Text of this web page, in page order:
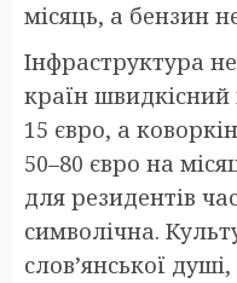
місяць, а бензин
Інфраструктура
країн швидкісний
15 євро, а
50–80 євро на
для резидентів
символічна.
слов’янської